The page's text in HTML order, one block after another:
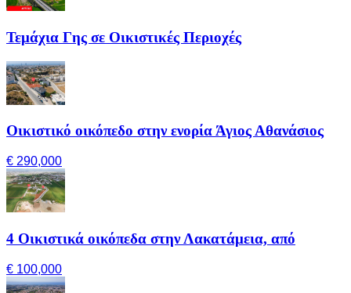
Τεμάχια Γης σε Οικιστικές Περιοχές
Οικιστικό οικόπεδο στην ενορία Άγιος Αθανάσιος
€ 290,000
4 Οικιστικά οικόπεδα στην Λακατάμεια, από
€ 100,000